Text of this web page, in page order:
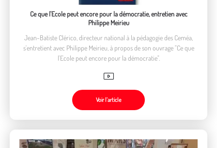
Ce que l'Ecole peut encore pour la démocratie, entretien avec
Philippe Meirieu
Jean-Batiste Clérico, directeur national à la pédagogie des Ceméa,
s'entretient avec Philippe Meirieu, à propos de son ouvrage "Ce que
l'Ecole peut encore pour la démocratie".
Voir l’article